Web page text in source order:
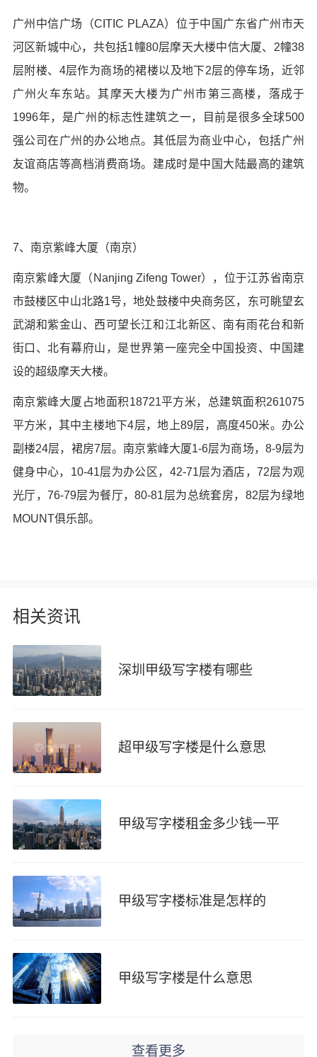
广州中信广场（CITIC PLAZA）位于中国广东省广州市天
河区新城中心，共包括1幢80层摩天大楼中信大厦、2幢38
层附楼、4层作为商场的裙楼以及地下2层的停车场，近邻
广州火车东站。其摩天大楼为广州市第三高楼，落成于
1996年，是广州的标志性建筑之一，目前是很多全球500
强公司在广州的办公地点。其低层为商业中心，包括广州
友谊商店等高档消费商场。建成时是中国大陆最高的建筑
物。
7、南京紫峰大厦（南京）
南京紫峰大厦（Nanjing Zifeng Tower），位于江苏省南京
市鼓楼区中山北路1号，地处鼓楼中央商务区，东可眺望玄
武湖和紫金山、西可望长江和江北新区、南有雨花台和新
街口、北有幕府山，是世界第一座完全中国投资、中国建
设的超级摩天大楼。
南京紫峰大厦占地面积18721平方米，总建筑面积261075
平方米，其中主楼地下4层，地上89层，高度450米。办公
副楼24层，裙房7层。南京紫峰大厦1-6层为商场，8-9层为
健身中心，10-41层为办公区，42-71层为酒店，72层为观
光厅，76-79层为餐厅，80-81层为总统套房，82层为绿地
MOUNT俱乐部。
相关资讯
深圳甲级写字楼有哪些
超甲级写字楼是什么意思
甲级写字楼租金多少钱一平
甲级写字楼标准是怎样的
甲级写字楼是什么意思
查看更多